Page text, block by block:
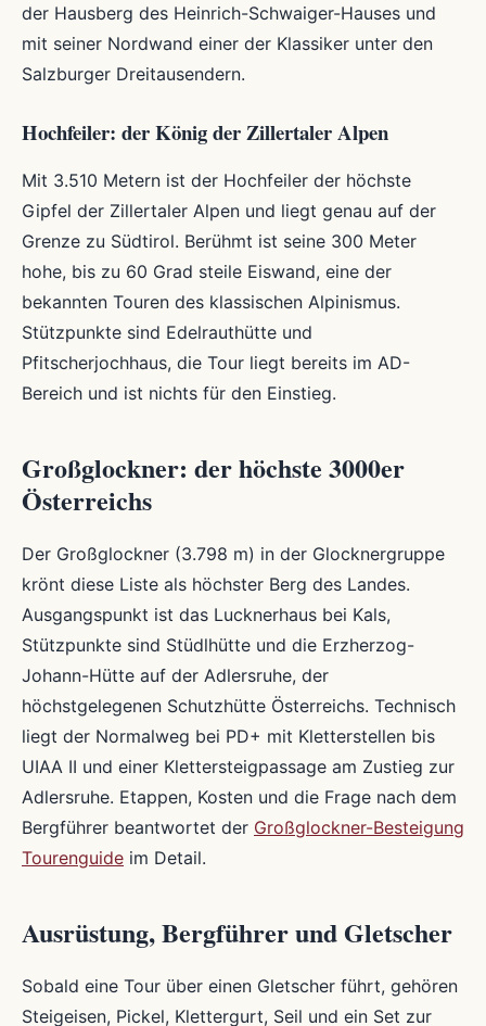
der Hausberg des Heinrich-Schwaiger-Hauses und
mit seiner Nordwand einer der Klassiker unter den
Salzburger Dreitausendern.
Hochfeiler: der König der Zillertaler Alpen
Mit 3.510 Metern ist der Hochfeiler der höchste
Gipfel der Zillertaler Alpen und liegt genau auf der
Grenze zu Südtirol. Berühmt ist seine 300 Meter
hohe, bis zu 60 Grad steile Eiswand, eine der
bekannten Touren des klassischen Alpinismus.
Stützpunkte sind Edelrauthütte und
Pfitscherjochhaus, die Tour liegt bereits im AD-
Bereich und ist nichts für den Einstieg.
Großglockner: der höchste 3000er
Österreichs
Der Großglockner (3.798 m) in der Glocknergruppe
krönt diese Liste als höchster Berg des Landes.
Ausgangspunkt ist das Lucknerhaus bei Kals,
Stützpunkte sind Stüdlhütte und die Erzherzog-
Johann-Hütte auf der Adlersruhe, der
höchstgelegenen Schutzhütte Österreichs. Technisch
liegt der Normalweg bei PD+ mit Kletterstellen bis
UIAA II und einer Klettersteigpassage am Zustieg zur
Adlersruhe. Etappen, Kosten und die Frage nach dem
Bergführer beantwortet der Großglockner-Besteigung
Tourenguide im Detail.
Ausrüstung, Bergführer und Gletscher
Sobald eine Tour über einen Gletscher führt, gehören
Steigeisen, Pickel, Klettergurt, Seil und ein Set zur